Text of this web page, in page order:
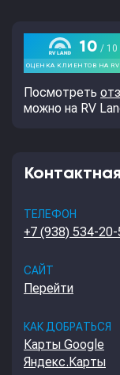
Посмотреть
можно на RV
ТЕЛЕФОН
+7 (938) 534-
САЙТ
Перейти
КАК ДОБРАТЬСЯ
Карты Google
Яндекс.Карты